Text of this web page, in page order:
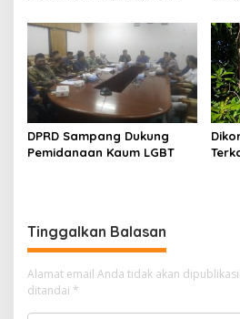
Perkuat Sinergi dengan
Nelayan Sampang
DPRD Sampang Dukung
Pemidanaan Kaum LGBT
Tinggalkan Balasan
Alamat email Anda tidak akan
ditandai *